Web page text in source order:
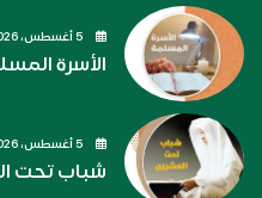
الأسرة المسلمة
شباب تحت